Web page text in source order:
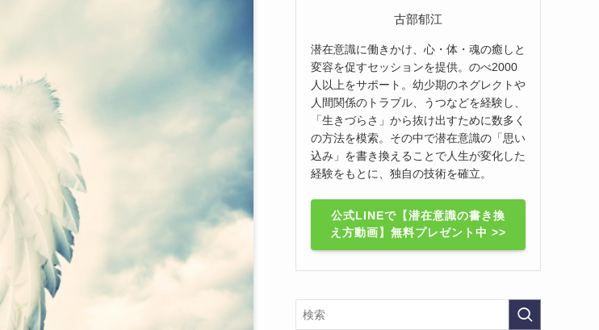
古部郁江
潜在意識に働きかけ、心・体・魂の癒しと
変容を促すセッションを提供。のべ2000
人以上をサポート。幼少期のネグレクトや
人間関係のトラブル、うつなどを経験し、
「生きづらさ」から抜け出すために数多く
の方法を模索。その中で潜在意識の「思い
込み」を書き換えることで人生が変化した
経験をもとに、独自の技術を確立。
公式LINEで【潜在意識の書き換
え方動画】無料プレゼント中 >>